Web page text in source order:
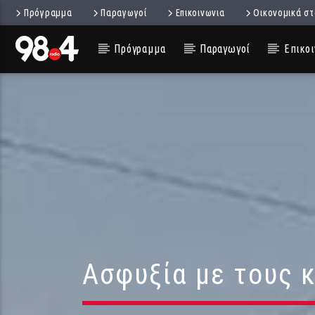
Πρόγραμμα Παραγωγοί Επικοινωνια Οικονομικά
Πρόγραμμα Παραγωγοί
Ασφυξία με τους